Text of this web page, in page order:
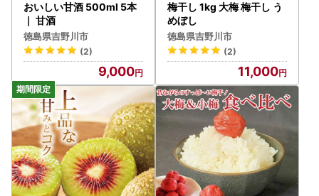
おいしい甘酒 500ml 5本
｜ 甘酒
徳島県吉野川市
(2)
9,000
梅干し 1kg 大梅 梅干し う
めぼし
徳島県吉野川市
(2)
11,000